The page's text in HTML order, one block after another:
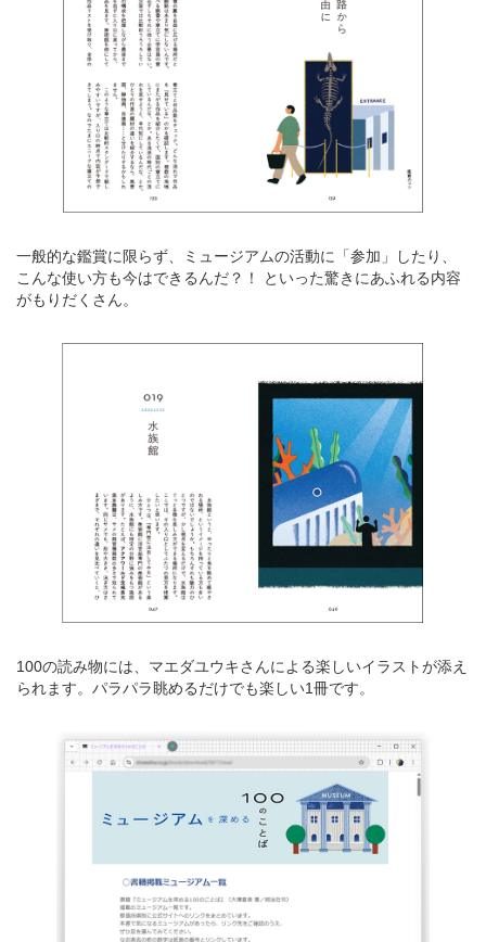
一般的な鑑賞に限らず、ミュージアムの活動に「参加」したり、
こんな使い方も今はできるんだ？！ といった驚きにあふれる内容
がもりだくさん。
100の読み物には、マエダユウキさんによる楽しいイラストが添え
られます。パラパラ眺めるだけでも楽しい1冊です。